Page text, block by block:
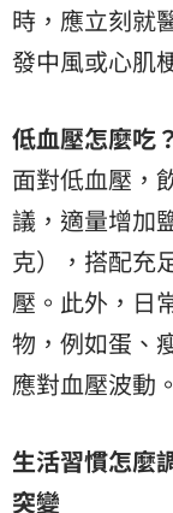
時，應立刻就
發中風或心肌
低血壓怎麼吃
面對低血壓，
議，適量增加
克），搭配充
壓。此外，日
物，例如蛋、
應對血壓波動。
生活習慣怎麼
突變